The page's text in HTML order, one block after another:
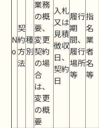
N
o
契
約
方
法
種
別
業務
の概
要、
変更
契約
の場
合
は、
変更
の概
要
入札
又は
見積
徴収
日、
契約
日
履行
期
間、
履行
場所
等
指
名
業
者
名
等